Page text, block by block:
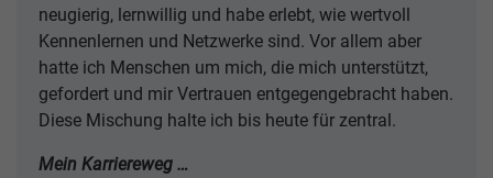
neugierig, lernwillig und habe erlebt, wie wertvoll
Kennenlernen und Netzwerke sind. Vor allem aber
hatte ich Menschen um mich, die mich unterstützt,
gefordert und mir Vertrauen entgegengebracht haben.
Diese Mischung halte ich bis heute für zentral.
Mein Karriereweg …